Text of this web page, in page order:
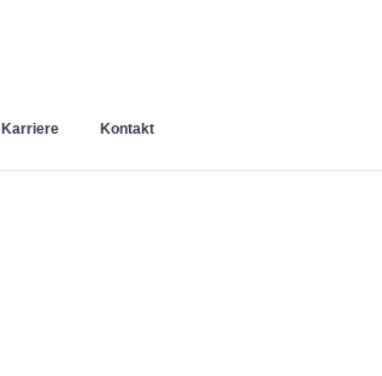
Karriere Kontakt